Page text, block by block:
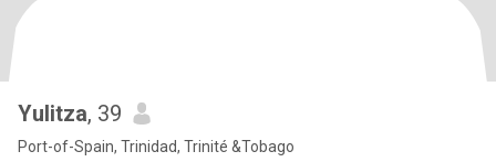
Yulitza, 39
Port-of-Spain, Trinidad, Trinité &Tobago